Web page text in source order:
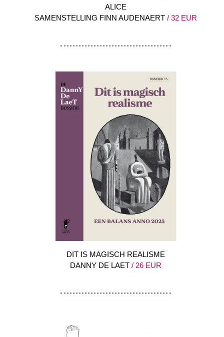
ALICE
SAMENSTELLING FINN AUDENAERT / 32 EUR
DIT IS MAGISCH REALISME
DANNY DE LAET / 26 EUR